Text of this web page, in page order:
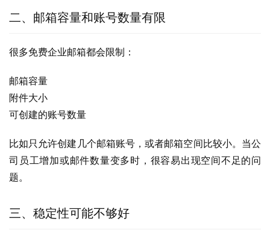
二、邮箱容量和账号数量有限
很多免费企业邮箱都会限制：
邮箱容量
附件大小
可创建的账号数量
比如只允许创建几个邮箱账号，或者邮箱空间比较小。当公
司员工增加或邮件数量变多时，很容易出现空间不足的问
题。
三、稳定性可能不够好